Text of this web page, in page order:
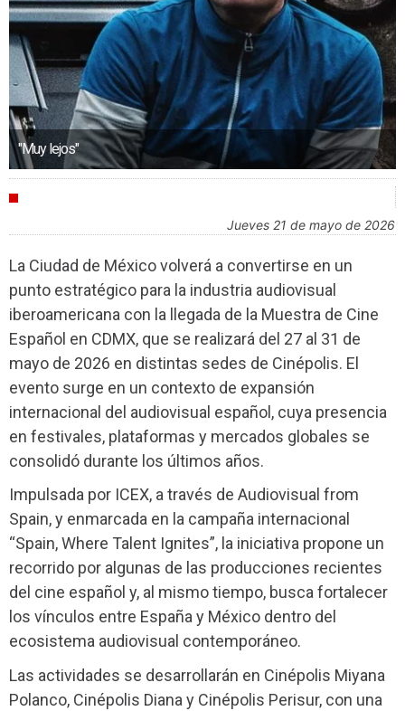
"Muy lejos"
jueves 21 de mayo de 2026
La Ciudad de México volverá a convertirse en un
punto estratégico para la industria audiovisual
iberoamericana con la llegada de la Muestra de Cine
Español en CDMX, que se realizará del 27 al 31 de
mayo de 2026 en distintas sedes de Cinépolis. El
evento surge en un contexto de expansión
internacional del audiovisual español, cuya presencia
en festivales, plataformas y mercados globales se
consolidó durante los últimos años.
Impulsada por ICEX, a través de Audiovisual from
Spain, y enmarcada en la campaña internacional
“Spain, Where Talent Ignites”, la iniciativa propone un
recorrido por algunas de las producciones recientes
del cine español y, al mismo tiempo, busca fortalecer
los vínculos entre España y México dentro del
ecosistema audiovisual contemporáneo.
Las actividades se desarrollarán en Cinépolis Miyana
Polanco, Cinépolis Diana y Cinépolis Perisur, con una